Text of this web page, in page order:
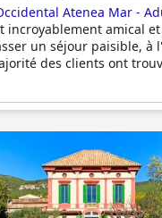
Atenea Mar -
incroyablement amical
un séjour paisible, à
des clients ont